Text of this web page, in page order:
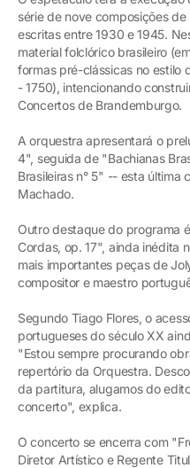
série de nove composições
escritas entre 1930 e 1945.
material folclórico brasileiro
formas pré-clássicas no estilo
- 1750), intencionando
Concertos de Brandemburgo.
A orquestra apresentará o
4", seguida de "Bachianas
Brasileiras n° 5" -- esta última
Machado.
Outro destaque do programa
Cordas, op. 17", ainda inédita
mais importantes peças de
compositor e maestro
Segundo Tiago Flores, o
portugueses do século XX
"Estou sempre procurando
repertório da Orquestra.
da partitura, alugamos do
concerto", explica.
O concerto se encerra com
Diretor Artístico e Regente